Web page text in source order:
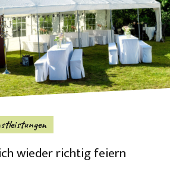
wieder richtig feiern